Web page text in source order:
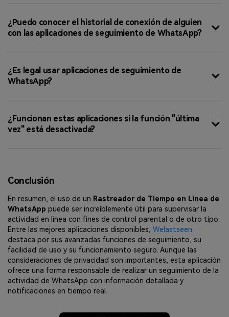
¿Puedo conocer el historial de conexión de alguien
con las aplicaciones de seguimiento de WhatsApp?
¿Es legal usar aplicaciones de seguimiento de
WhatsApp?
¿Funcionan estas aplicaciones si la función "última
vez" está desactivada?
Conclusión
En resumen, el uso de un Rastreador de Tiempo en Línea de
WhatsApp puede ser increíblemente útil para supervisar la
actividad en línea con fines de control parental o de otro tipo.
Entre las mejores aplicaciones disponibles, Welastseen
destaca por sus avanzadas funciones de seguimiento, su
facilidad de uso y su funcionamiento seguro. Aunque las
consideraciones de privacidad son importantes, esta aplicación
ofrece una forma responsable de realizar un seguimiento de la
actividad de WhatsApp con información detallada y
notificaciones en tiempo real.